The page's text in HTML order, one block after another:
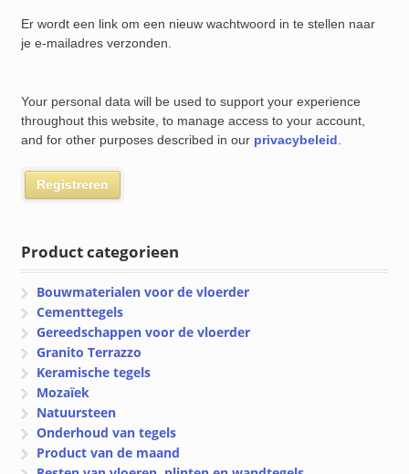
Er wordt een link om een nieuw wachtwoord in te stellen naar
je e-mailadres verzonden.
Your personal data will be used to support your experience
throughout this website, to manage access to your account,
and for other purposes described in our privacybeleid.
Registreren
Product categorieen
Bouwmaterialen voor de vloerder
Cementtegels
Gereedschappen voor de vloerder
Granito Terrazzo
Keramische tegels
Mozaïek
Natuursteen
Onderhoud van tegels
Product van de maand